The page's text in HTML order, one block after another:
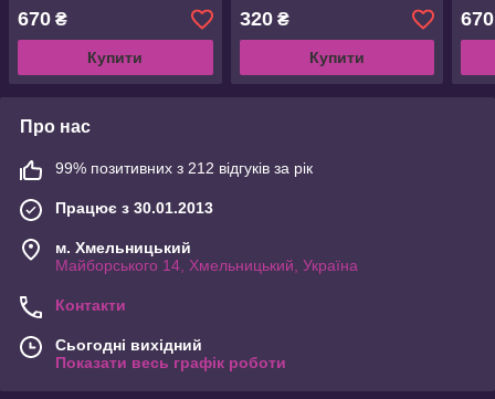
670 ₴
Купити
320₴
Купити
670
Про нас
99% позитивних з 212 відгуків за рік
Працює з 30.01.2013
м. Хмельницький
Майборського 14, Хмельницький, Україна
Контакти
Сьогодні вихідний
Показати весь графік роботи